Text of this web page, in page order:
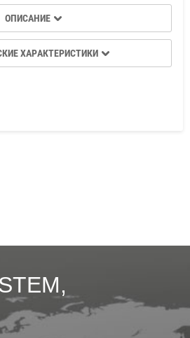
ОПИСАНИЕ
ХАРАКТЕРИСТИКИ